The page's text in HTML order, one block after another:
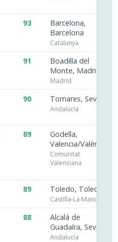
93
Barcelona,
Barcelona
Catalunya
91
Boadilla del
Monte, Madrid
Madrid
90 Tomares, Sevilla
Andalucía
89
Godella,
Valencia/València
Comunitat
Valenciana
89 Toledo, Toledo
Castilla-La Mancha
88
Alcalá de
Guadaíra, Sevilla
Andalucía